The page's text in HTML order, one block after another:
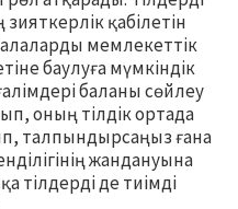
қабілетін
мемлекеттік
баулуға мүмкіндік
баланы сөйлеу
оның тілдік ортада
талпындырсаңыз ғана
жандануына
тілдерді де тиімді